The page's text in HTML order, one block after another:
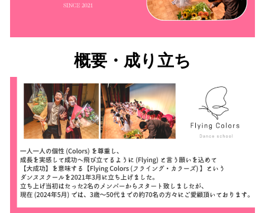
概要・成り立ち